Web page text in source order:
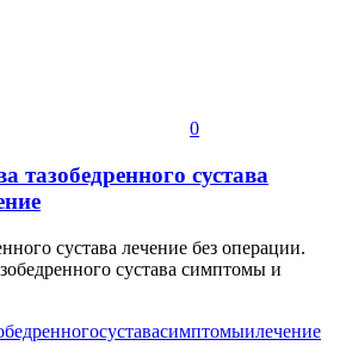
0
тазобедренного сустава
сустава лечение без операции.
сустава симптомы и
суставасимптомыилечение